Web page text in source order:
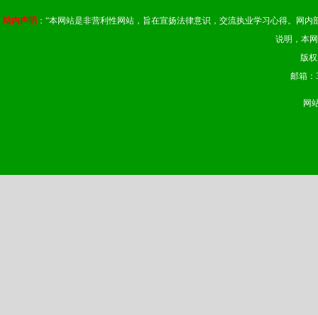
站内声明 ：“本网站是非营利性网站，旨在宣扬法律意识，交流执业学习心得。网
说明，本
版
邮箱：
网